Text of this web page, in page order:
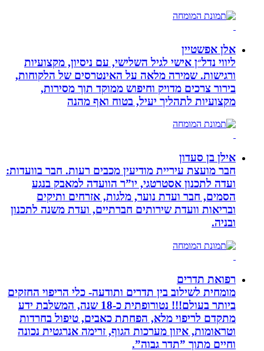
אלן אפשטיין
ליווי נדל״ן אישי לגיל השלישי, עם ניסיון, מקצועיות
ורגישות. שמירה מלאה על האינטרסים של הלקוחות,
בירור צרכים מדויק וחיפוש ממוקד תוך מסירות,
מקצועיות לתהליך יעיל, בטוח ואף מהנה
אילן בן סעדון
חבר מועצת עיריית מודיעין מכבים רעות. חבר בוועדות:
ועדה לתכנון אסטרטגי, יו”ר הוועדה למאבק בנגע
הסמים, חבר ועדת נוער, מלגות, אזרחים ותיקים
ובריאות וועדת שירותים חברתיים, ועדת משנה לתכנון
רפואת תדרים
מומחית לשילוב בין תדרים ותודעה- כלי הריפוי החזקים
ביותר בעולם!!! נטורופתית כ-18 שנה, המשלבת ידע
מתקדם לריפוי מלא, הפחתת כאבים, טיפול בחרדות
וטראומות, איזון מערכות הגוף, זרימה אנרגטית נכונה
וחיים מתוך ”תדר גבוה”.